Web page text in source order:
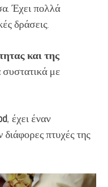
Έχει πολλά
δράσεις.
και της
συστατικά με
, έχει έναν
πτυχές της